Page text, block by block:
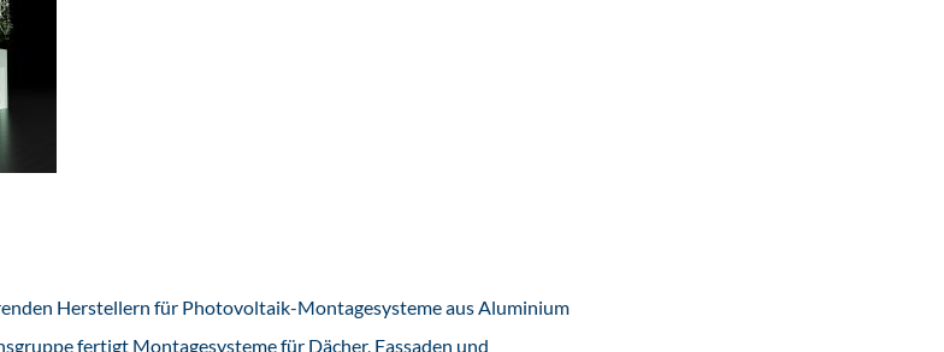
Herstellern für Photovoltaik-Montagesysteme aus Aluminium
fertigt Montagesysteme für Dächer, Fassaden und